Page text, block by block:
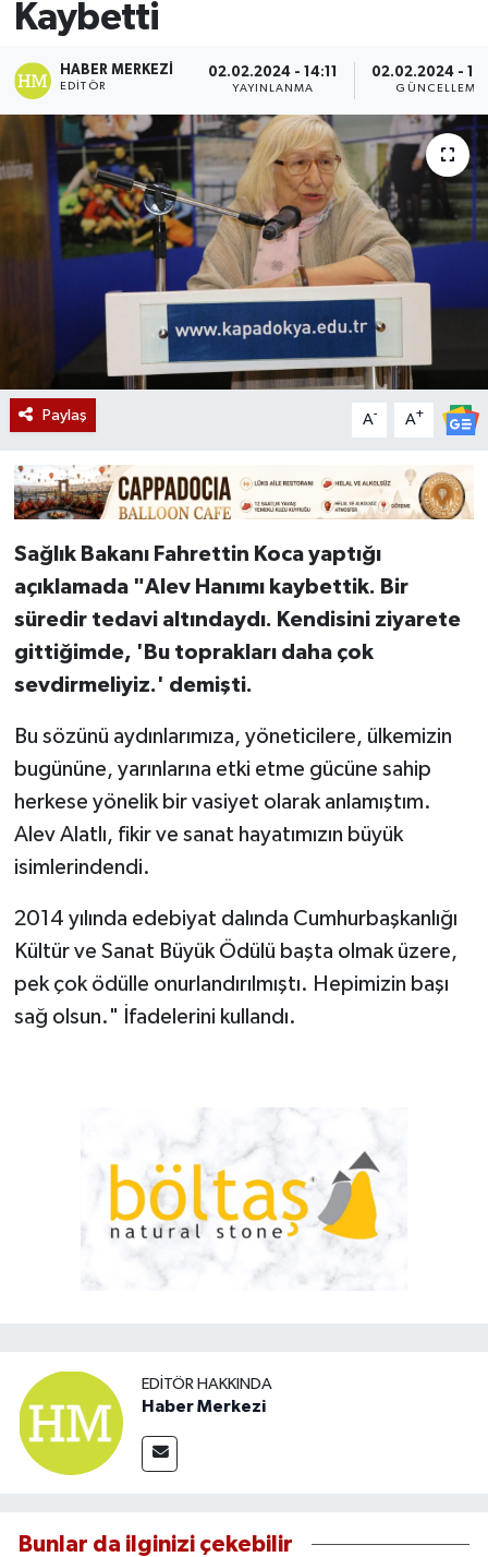
Kaybetti
HABER MERKEZI
EDITÖR
02.02.2024 - 14:11
YAYINLANMA
02.02.2024 -
GÜNCELLEME
Paylaş A- A+
Sağlık Bakanı Fahrettin Koca yaptığı
açıklamada "Alev Hanımı kaybettik. Bir
süredir tedavi altındaydı. Kendisini ziyarete
gittiğimde, 'Bu toprakları daha çok
sevdirmeliyiz.' demişti.
Bu sözünü aydınlarımıza, yöneticilere, ülkemizin
bugününe, yarınlarına etki etme gücüne sahip
herkese yönelik bir vasiyet olarak anlamıştım.
Alev Alatlı, fikir ve sanat hayatımızın büyük
isimlerindendi.
2014 yılında edebiyat dalında Cumhurbaşkanlığı
Kültür ve Sanat Büyük Ödülü başta olmak üzere,
pek çok ödülle onurlandırılmıştı. Hepimizin başı
sağ olsun." İfadelerini kullandı.
EDITÖR HAKKINDA
Haber Merkezi
Bunlar da ilginizi çekebilir